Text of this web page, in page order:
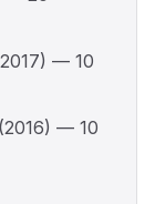
— 10
(2016) — 10